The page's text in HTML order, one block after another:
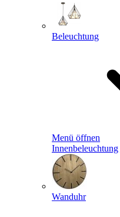
Beleuchtung
Menü öffnen
Innenbeleuchtung
Wanduhr